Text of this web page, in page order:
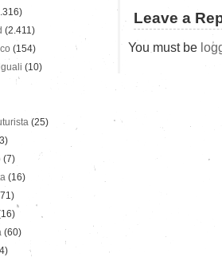
Leave a
You must be
(2.411)
(154)
(10)
(25)
(7)
(16)
(60)